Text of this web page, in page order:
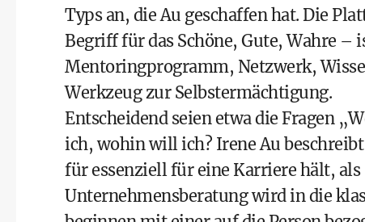
Typs an, die Au geschaffen hat. Die
Begriff für das Schöne, Gute, Wahre –
Mentoringprogramm, Netzwerk,
Werkzeug zur Selbstermächtigung.
Entscheidend seien etwa die Fragen
ich, wohin will ich? Irene Au
für essenziell für eine Karriere hält,
Unternehmensberatung wird in die